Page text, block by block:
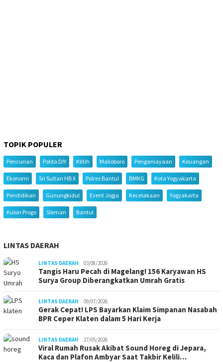
TOPIK POPULER
Pencurian Polda DIY Klitih Malioboro Penganiayaan Keuangan
Ekonomi Sri Sultan HB X Polres Bantul BMKG Kota Yogyakarta
Pendidikan Gunungkidul Event Jogja Kecelakaan Yogyakarta
Kulon Progo Sleman Bantul
LINTAS DAERAH
LINTAS DAERAH 03/08/2026
Tangis Haru Pecah di Magelang! 156 Karyawan HS
Surya Group Diberangkatkan Umrah Gratis
LINTAS DAERAH 09/07/2026
Gerak Cepat! LPS Bayarkan Klaim Simpanan Nasabah
BPR Ceper Klaten dalam 5 Hari Kerja
LINTAS DAERAH 27/05/2026
Viral Rumah Rusak Akibat Sound Horeg di Jepara,
Kaca dan Plafon Ambyar Saat Takbir Kelili…